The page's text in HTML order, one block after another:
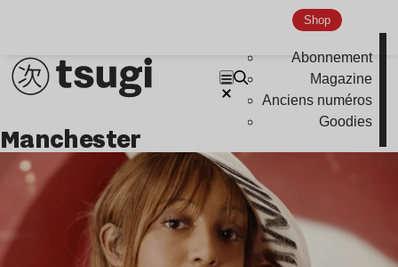
Shop
Abonnement
Magazine
Anciens numéros
Goodies
manchester